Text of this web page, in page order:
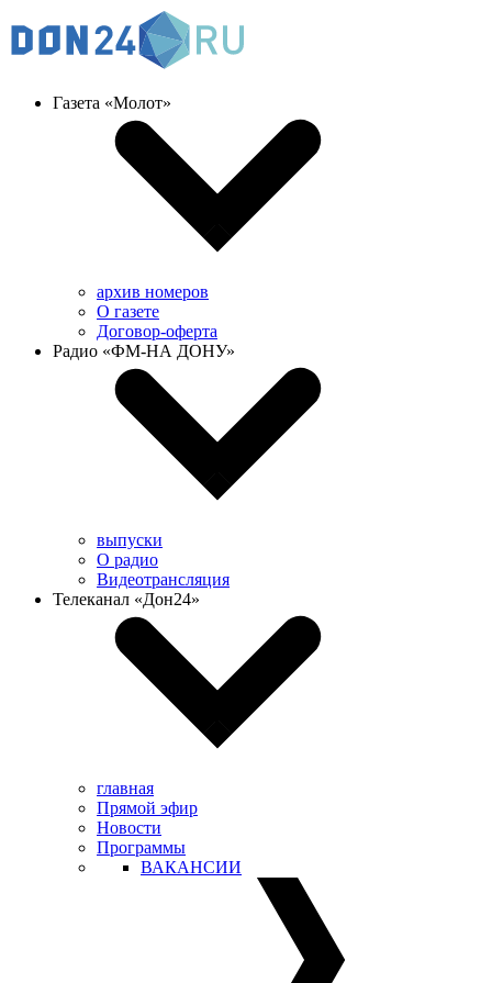
Газета «Молот»
архив номеров
О газете
Договор-оферта
Радио «ФМ-НА ДОНУ»
выпуски
О радио
Видеотрансляция
Телеканал «Дон24»
главная
Прямой эфир
Новости
Программы
ВАКАНСИИ